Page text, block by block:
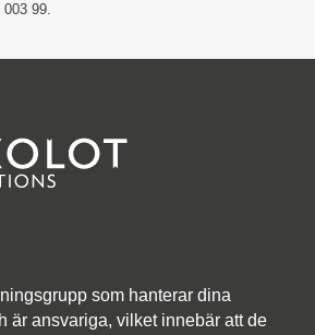
003 99.
som hanterar dina
är ansvariga, vilket innebär att de